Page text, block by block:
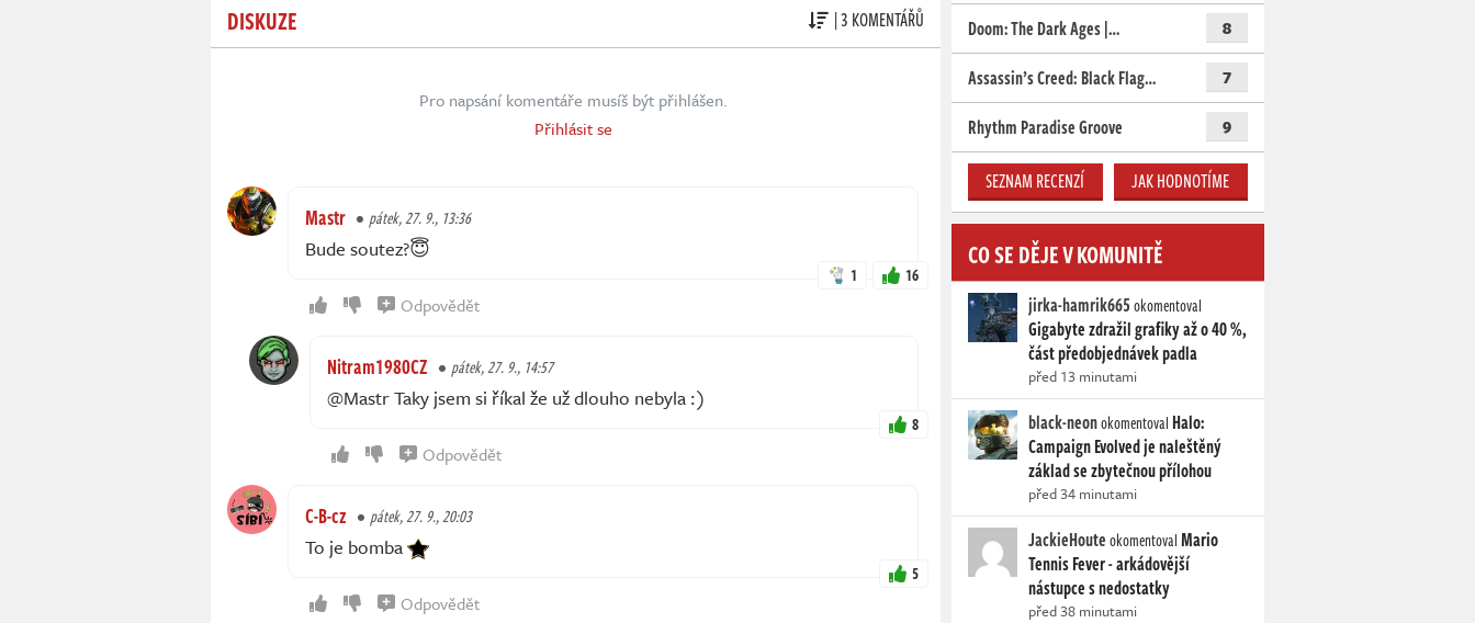
DISKUZE | 3 KOMENTÁŘŮ
Pro napsání komentáře musíš být přihlášen.
Přihlásit se
Mastr pátek, 27. 9., 13:36
Bude soutez?😇
1 16
Odpovědět
Nitram1980CZ pátek, 27. 9., 14:57
@Mastr Taky jsem si říkal že už dlouho nebyla :)
8
Odpovědět
C-B-cz pátek, 27. 9., 20:03
To je bomba
5
Odpovědět
Doom: The Dark Ages |… 8
Assassin’s Creed: Black Flag… 7
Rhythm Paradise Groove 9
SEZNAM RECENZÍ JAK HODNOTÍME
CO SE DĚJE V KOMUNITĚ
jirka-hamrik665okomentoval
Gigabyte zdražil grafiky až o 40 %,
část předobjednávek padla
před 13 minutami
black-neonokomentoval Halo:
Campaign Evolved je naleštěný
základ se zbytečnou přílohou
před 34 minutami
JackieHouteokomentovalMario
Tennis Fever - arkádovější
nástupce s nedostatky
před 38 minutami